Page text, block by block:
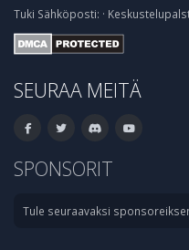
Tuki Sähköposti: ·
SEURAA MEITÄ
SPONSORIT
Tule seuraavaksi